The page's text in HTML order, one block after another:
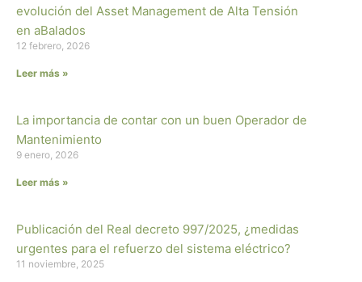
evolución del Asset Management de Alta Tensión
en aBalados
12 febrero, 2026
Leer más »
La importancia de contar con un buen Operador de
Mantenimiento
9 enero, 2026
Leer más »
Publicación del Real decreto 997/2025, ¿medidas
urgentes para el refuerzo del sistema eléctrico?
11 noviembre, 2025